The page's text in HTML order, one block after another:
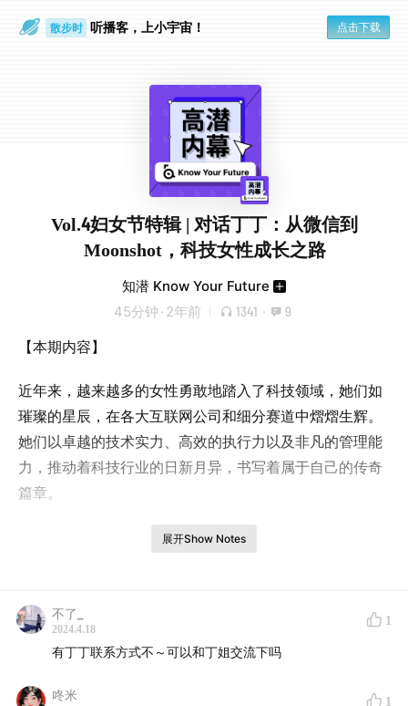
散步时 听播客，上小宇宙！ 点击下载
Vol.4妇女节特辑 | 对话丁丁：从微信到
Moonshot，科技女性成长之路
知潜 Know Your Future
45分钟 · 2年前 1341 · 9
【本期内容】
近年来，越来越多的女性勇敢地踏入了科技领域，她们如
璀璨的星辰，在各大互联网公司和细分赛道中熠熠生辉。
她们以卓越的技术实力、高效的执行力以及非凡的管理能
力，推动着科技行业的日新月异，书写着属于自己的传奇
篇章。
然而，女性身份也为她们带来了一系列潜在的挑战和难
追求梦想的翅膀。如何提升女性在科技领域的参与度、主
动性和话语权？如何释放她们在探索前沿科技行业的无限
潜能？这些问题不仅关乎女性的成长与发展，更是科技行
业本身突破与革新的关键所在。
展开Show Notes
不了_
2024.4.18
1
有丁丁联系方式不～可以和丁姐交流下吗
咚米 1